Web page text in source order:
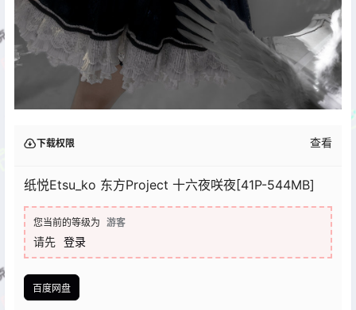
下载权限 查看
纸悦Etsu_ko 东方Project 十六夜咲夜[41P-544MB]
您当前的等级为 游客
请先 登录
百度网盘